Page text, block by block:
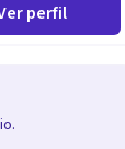
propio
perfil